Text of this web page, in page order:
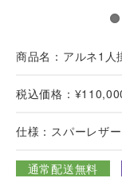
商品名：アルネ1人
税込価格：
仕様：スパーレザ
通常配送無料